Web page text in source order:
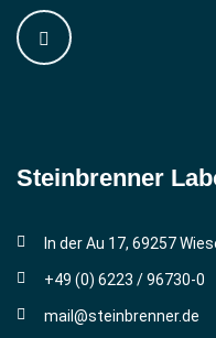
Steinbrenner
In der Au 17, 69257
+49 (0) 6223 / 96730-0
mail@steinbrenner.de